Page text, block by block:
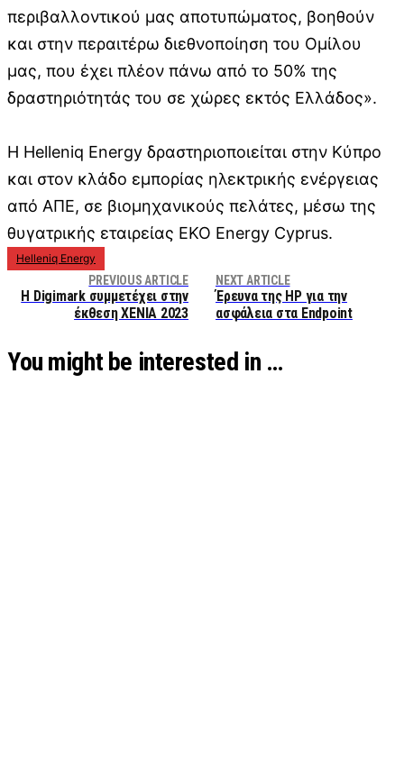
περιβαλλοντικού μας αποτυπώματος, βοηθούν
και στην περαιτέρω διεθνοποίηση του Ομίλου
μας, που έχει πλέον πάνω από το 50% της
δραστηριότητάς του σε χώρες εκτός Ελλάδος».
H Helleniq Energy δραστηριοποιείται στην Κύπρο
και στον κλάδο εμπορίας ηλεκτρικής ενέργειας
από ΑΠΕ, σε βιομηχανικούς πελάτες, μέσω της
θυγατρικής εταιρείας ΕΚΟ Energy Cyprus.
Helleniq Energy
PREVIOUS ARTICLE
Η Digimark συμμετέχει στην
έκθεση XENIA 2023
NEXT ARTICLE
Έρευνα της HP για την
ασφάλεια στα Endpoint
You might be interested in …